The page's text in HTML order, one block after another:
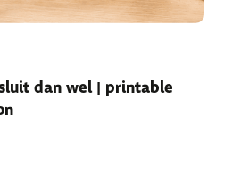
dan wel | printable